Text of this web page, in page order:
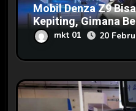
Mobil Denza Z9
Kepiting, Gimana
mkt 01 20